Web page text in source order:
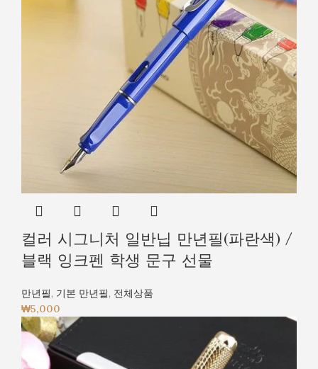
컬러 시그니처 일반닙 만년필(파란색) /
블랙 잉크펜 학생 문구 선물
만년필, 기본 만년필, 전체상품
₩5,000